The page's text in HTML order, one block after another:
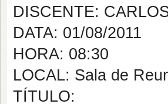
DISCENTE:
DATA: 01/08/2011
HORA: 08:30
LOCAL: Sala de
TÍTULO: